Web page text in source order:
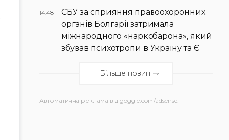
14:48
СБУ за сприяння правоохоронних
органів Болгарії затримала
міжнародного «наркобарона», який
збував психотропи в Україну та Є
Більше новин
Автоматична реклама від goggle.com/adsense: